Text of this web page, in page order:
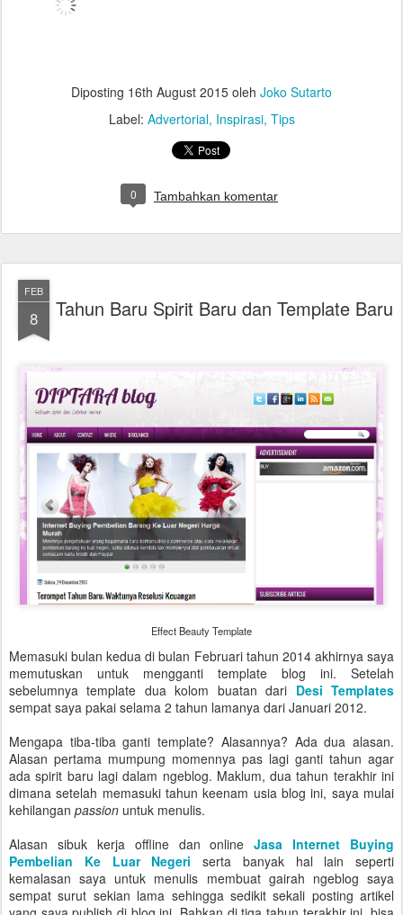
Diposting 16th August 2015 oleh Joko Sutarto
Label: Advertorial Inspirasi Tips
0 Tambahkan komentar
FEB
8 Tahun Baru Spirit Baru dan Template Baru
Effect Beauty Template
Memasuki bulan kedua di bulan Februari tahun 2014 akhirnya saya
memutuskan untuk mengganti template blog ini. Setelah
sebelumnya template dua kolom buatan dari Desi Templates
sempat saya pakai selama 2 tahun lamanya dari Januari 2012.
Mengapa tiba-tiba ganti template? Alasannya? Ada dua alasan.
Alasan pertama mumpung momennya pas lagi ganti tahun agar
ada spirit baru lagi dalam ngeblog. Maklum, dua tahun terakhir ini
dimana setelah memasuki tahun keenam usia blog ini, saya mulai
kehilangan passion untuk menulis.
Alasan sibuk kerja offline dan onlineJasa Internet Buying
Pembelian Ke Luar Negeri serta banyak hal lain seperti
kemalasan saya untuk menulis membuat gairah ngeblog saya
sempat surut sekian lama sehingga sedikit sekali posting artikel